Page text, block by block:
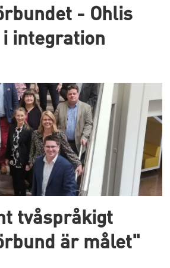
- Ohlis
integration
tvåspråkigt
är målet"